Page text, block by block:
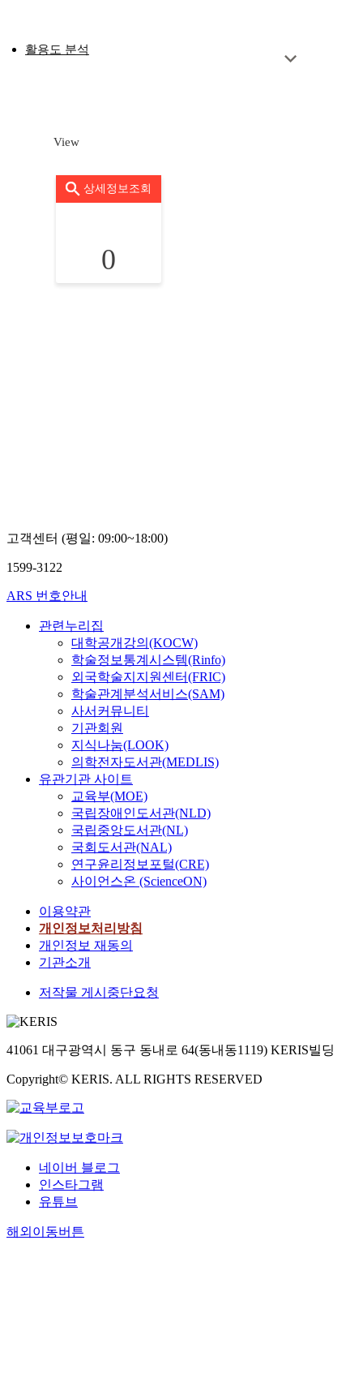
활용도 분석
View
상세정보조회
0
고객센터 (평일: 09:00~18:00)
1599-3122
ARS 번호안내
관련누리집
대학공개강의(KOCW)
학술정보통계시스템(Rinfo)
외국학술지지원센터(FRIC)
학술관계분석서비스(SAM)
사서커뮤니티
기관회원
지식나눔(LOOK)
의학전자도서관(MEDLIS)
유관기관 사이트
교육부(MOE)
국립장애인도서관(NLD)
국립중앙도서관(NL)
국회도서관(NAL)
연구윤리정보포털(CRE)
사이언스온 (ScienceON)
이용약관
개인정보처리방침
개인정보 재동의
기관소개
저작물 게시중단요청
41061 대구광역시 동구 동내로 64(동내동1119) KERIS빌딩
Copyright© KERIS. ALL RIGHTS RESERVED
네이버 블로그
인스타그램
유튜브
해외이동버튼